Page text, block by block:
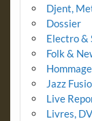
Djent,
Dossier
Electro &
Folk &
Jazz
Live
Livres,